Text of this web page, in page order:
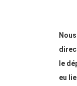
le
eu